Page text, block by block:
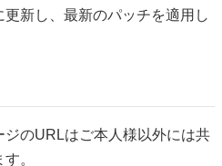
新し、最新のパッチを適用し
ジのURLはご本人様以外には共
。